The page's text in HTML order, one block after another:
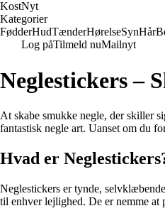
KostNyt
Kategorier
FødderHudTænderHørelseSynHår
Log påTilmeld nuMailnyt
Neglestickers –
At skabe smukke negle, der skiller
fantastisk negle art. Uanset om du
Hvad er
Neglestickers er tynde,
til enhver lejlighed. De er nemme